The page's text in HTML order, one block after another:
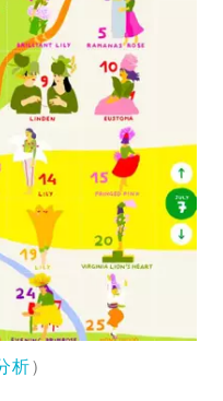
析）